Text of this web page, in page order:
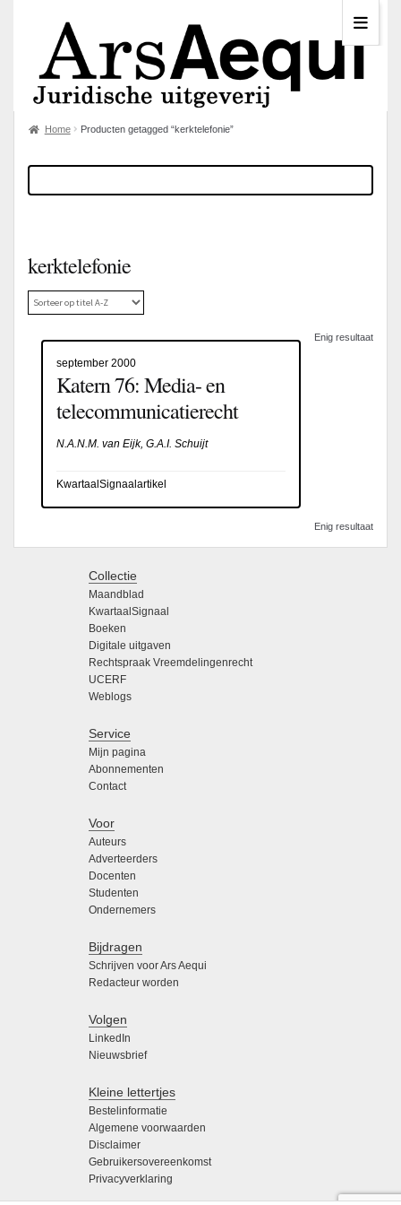
Home Producten getagged “kerktelefonie”
kerktelefonie
Enig resultaat
september 2000
Katern 76: Media- en
telecommunicatierecht
N.A.N.M. van Eijk, G.A.I. Schuijt
KwartaalSignaalartikel
Enig resultaat
Collectie
Maandblad
KwartaalSignaal
Boeken
Digitale uitgaven
Rechtspraak Vreemdelingenrecht
UCERF
Weblogs
Service
Mijn pagina
Abonnementen
Contact
Voor
Auteurs
Adverteerders
Docenten
Studenten
Ondernemers
Bijdragen
Schrijven voor Ars Aequi
Redacteur worden
Volgen
LinkedIn
Nieuwsbrief
Kleine lettertjes
Bestelinformatie
Algemene voorwaarden
Disclaimer
Gebruikersovereenkomst
Privacyverklaring